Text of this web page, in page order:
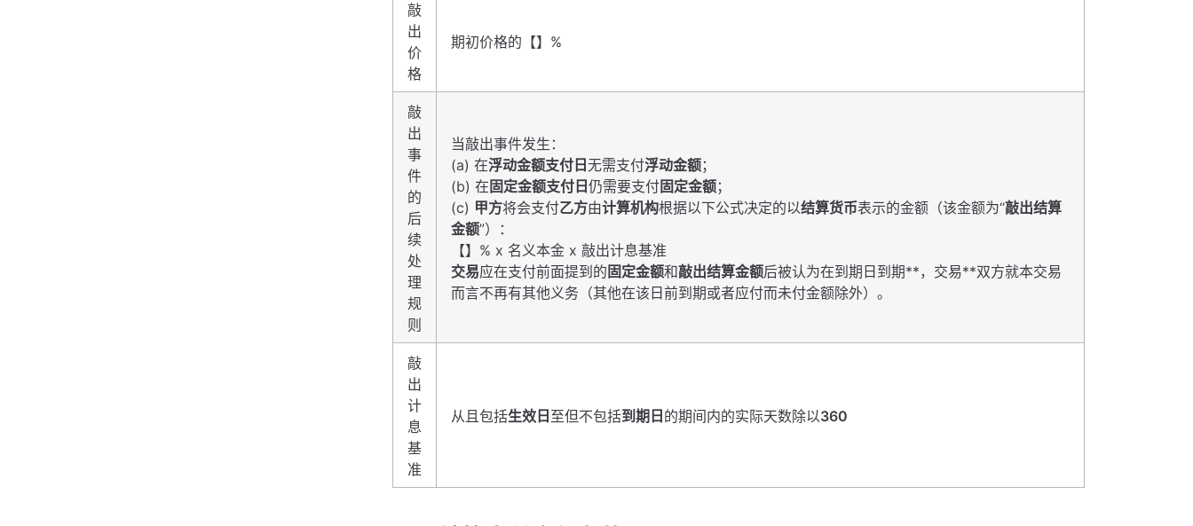
敲
出
价
格
期初价格的【】%
敲
出
事
件
的
后
续
处
理
规
则
当敲出事件发生：
(a) 在浮动金额支付日 无需支付浮动金额；
(b) 在 固定金额支付日 仍需要支付固定金额；
(c) 甲方将会支付乙方由计算机构根据以下公式决定的以结算货币表示的金额（该金额为“敲出结算
金额”）：
【】% x 名义本金 x 敲出计息基准
交易应在支付前面提到的 固定金额和敲出结算金额后被认为在到期日到期**，交易**双方就本交易
而言不再有其他义务（其他在该日前到期或者应付而未付金额除外）。
敲
出
计
息
基
准
从且包括生效日 至但不包括到期日 的期间内的实际天数除以360